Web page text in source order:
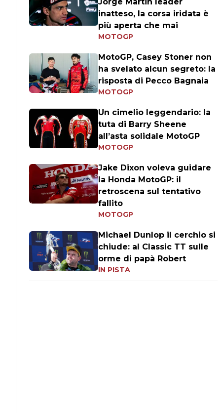
inatteso, la corsa iridata è
più aperta che mai
MOTOGP
MotoGP, Casey Stoner non
ha svelato alcun segreto: la
risposta di Pecco Bagnaia
MOTOGP
Un cimelio leggendario: la
tuta di Barry Sheene
all’asta solidale MotoGP
MOTOGP
Jake Dixon voleva guidare
la Honda MotoGP: il
retroscena sul tentativo
fallito
MOTOGP
Michael Dunlop il cerchio si
chiude: al Classic TT sulle
orme di papà Robert
IN PISTA